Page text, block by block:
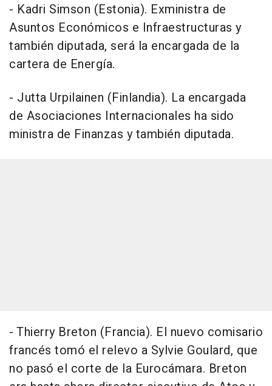
- Kadri Simson (Estonia). Exministra de
Asuntos Económicos e Infraestructuras y
también diputada, será la encargada de la
cartera de Energía.
- Jutta Urpilainen (Finlandia). La encargada
de Asociaciones Internacionales ha sido
ministra de Finanzas y también diputada.
- Thierry Breton (Francia). El nuevo comisario
francés tomó el relevo a Sylvie Goulard, que
no pasó el corte de la Eurocámara. Breton